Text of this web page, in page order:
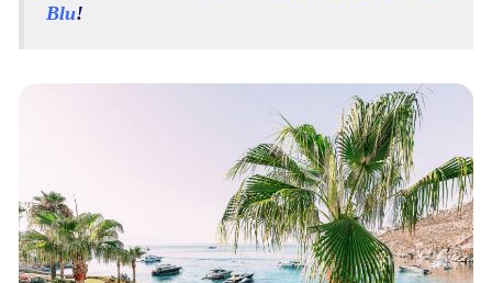
Blu!